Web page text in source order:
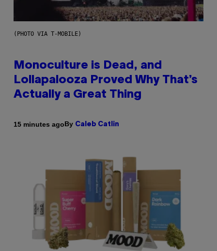
(PHOTO VIA T-MOBILE)
Monoculture is Dead, and
Lollapalooza Proved Why That’s
Actually a Great Thing
15 minutes agoBy Caleb Catlin